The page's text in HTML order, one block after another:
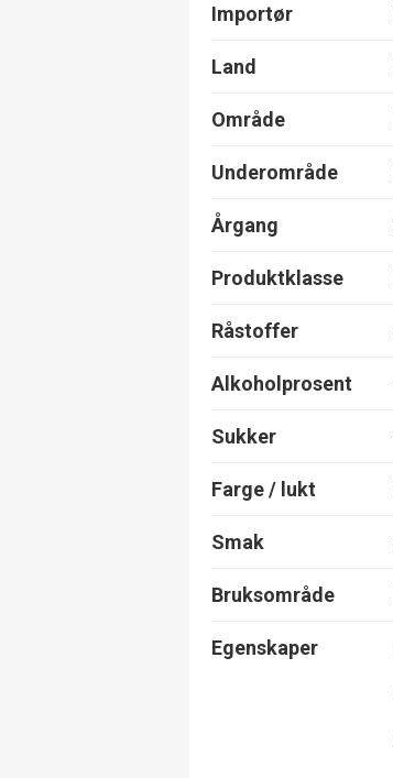
Importør
Land
Område
Underområde
Årgang
Produktklasse
Råstoffer
Alkoholprosent
Sukker
Farge / lukt
Smak
Bruksområde
Egenskaper